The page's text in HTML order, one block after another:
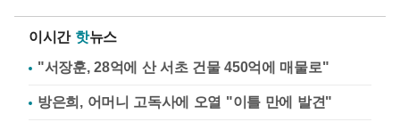
이시간 핫뉴스
"서장훈, 28억에 산 서초 건물 450억에 매물로"
방은희, 어머니 고독사에 오열 "이틀 만에 발견"